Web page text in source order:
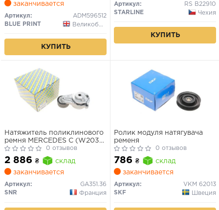
заканчивается
Артикул:
ADM596512
BLUE PRINT
Великобритания
КУПИТЬ
Артикул:
RS B22910
STARLINE
Чехия
КУПИТЬ
Натяжитель поликлинового
ремня MERCEDES C (W203),
C (W204), CLK (A209), CLS
(C218), CLS (C219) 2.1D-5.7
01.05-
0 отзывов
2 886 ₴
склад
заканчивается
Артикул:
GA351.36
SNR
Франция
Ролик модуля натягувача
ременя
0 отзывов
786 ₴
склад
заканчивается
Артикул:
VKM 62013
SKF
Швеция